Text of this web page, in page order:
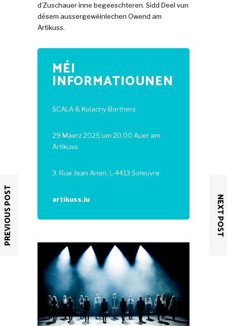
d’Zuschauer·inne begeeschteren. Sidd Deel vun
dësem aussergewéinlechen Owend am
Artikuss.
MÉI
INFORMATIOUNEN
SCALA & Kolacny Borthers
29 Mäerz 2025 um 20.00 Auer am
Artikuss
3, Rue Jean Anen, L-4413 Soleuvre
artikuss.lu
PREVIOUS POST NEXT POST